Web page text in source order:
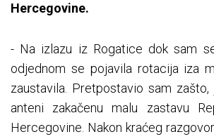
Hercegovine.
- Na izlazu iz Rogatice dok sam
odjednom se pojavila rotacija iza
zaustavila. Pretpostavio sam
anteni zakačenu malu zastavu
Hercegovine. Nakon kraćeg